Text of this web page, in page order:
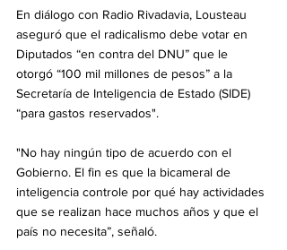
En diálogo con Radio Rivadavia, Lousteau
aseguró que el radicalismo debe votar en
Diputados “en contra del DNU” que le
otorgó “100 mil millones de pesos” a la
Secretaría de Inteligencia de Estado (SIDE)
“para gastos reservados".
"No hay ningún tipo de acuerdo con el
Gobierno. El fin es que la bicameral de
inteligencia controle por qué hay actividades
que se realizan hace muchos años y que el
país no necesita”, señaló.